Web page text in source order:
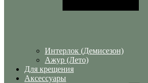
Интерлок (Демисезон)
Ажур (Лето)
Для крещения
Аксессуары